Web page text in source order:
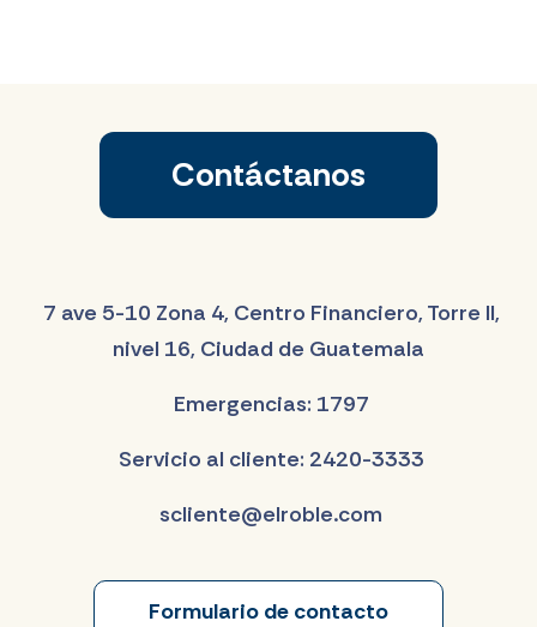
Contáctanos
7 ave 5-10 Zona 4, Centro Financiero, Torre II,
nivel 16, Ciudad de Guatemala
Emergencias: 1797
Servicio al cliente: 2420-3333
scliente@elroble.com
Formulario de contacto